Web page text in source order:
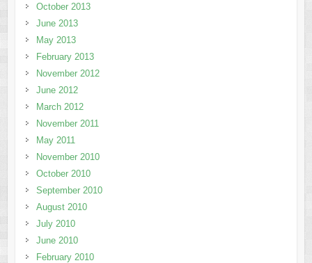
October 2013
June 2013
May 2013
February 2013
November 2012
June 2012
March 2012
November 2011
May 2011
November 2010
October 2010
September 2010
August 2010
July 2010
June 2010
February 2010